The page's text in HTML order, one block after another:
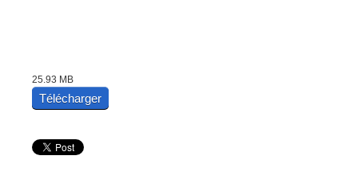
25.93 MB
Télécharger